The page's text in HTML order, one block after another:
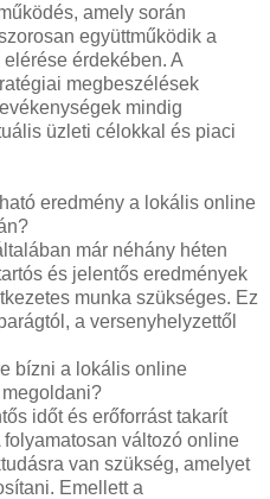
amely során
együttműködik a
érdekében. A
megbeszélések
mindig
üzleti célokkal és piaci
eredmény a lokális online
már néhány héten
és jelentős eredmények
munka szükséges. Ez
a versenyhelyzettől
bízni a lokális online
időt és erőforrást takarít
változó online
van szükség, amelyet
Emellett a